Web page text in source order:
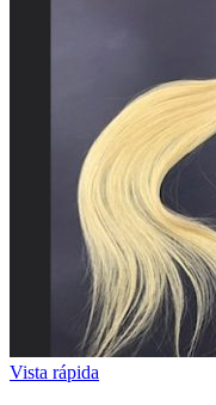
Vista rápida